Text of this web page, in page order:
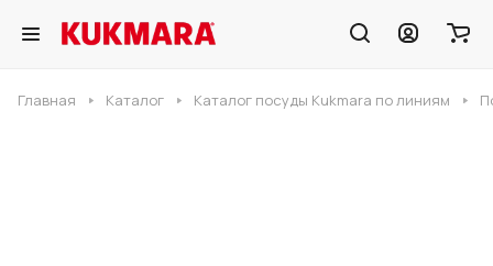
Главная Каталог Каталог посуды Kukmara по линиям